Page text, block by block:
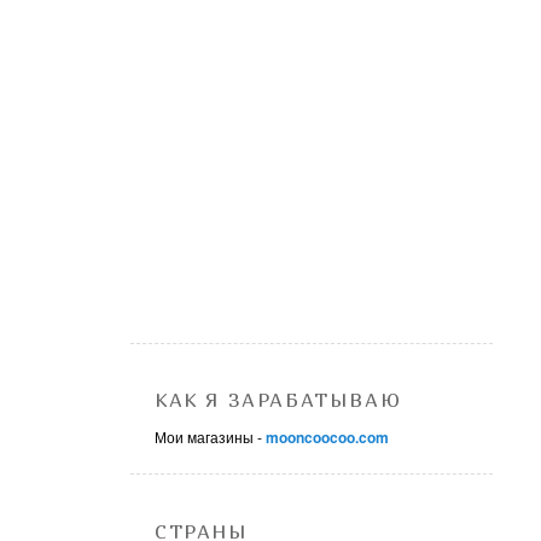
КАК Я ЗАРАБАТЫВАЮ
Мои магазины -mooncoocoo.com
СТРАНЫ